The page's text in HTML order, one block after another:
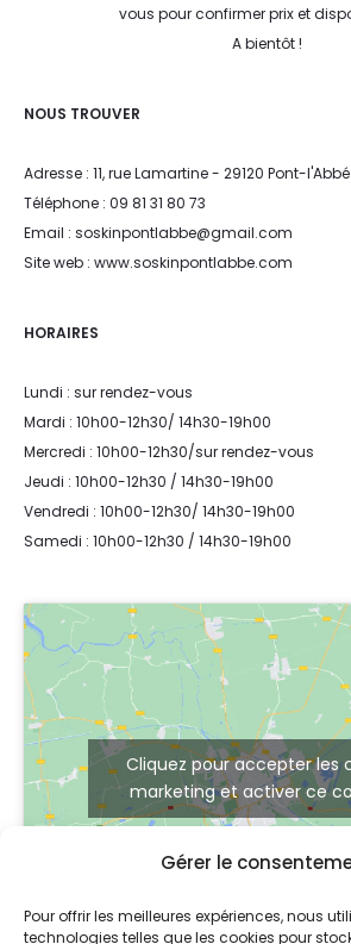
Gérer le
Pour offrir les meilleures expériences, nous
technologies telles que les cookies pour
vous pour confirmer prix et
A bientôt !
NOUS TROUVER
Adresse : 11, rue Lamartine - 29120 Pont-l'Abbé
Téléphone : 09 81 31 80 73
Email : soskinpontlabbe@gmail.com
Site web : www.soskinpontlabbe.com
HORAIRES
Lundi : sur rendez-vous
Mardi : 10h00-12h30/ 14h30-19h00
Mercredi : 10h00-12h30/sur rendez-vous
Jeudi : 10h00-12h30 / 14h30-19h00
Vendredi : 10h00-12h30/ 14h30-19h00
Samedi : 10h00-12h30 / 14h30-19h00
Cliquez pour accepter les
marketing et activer ce